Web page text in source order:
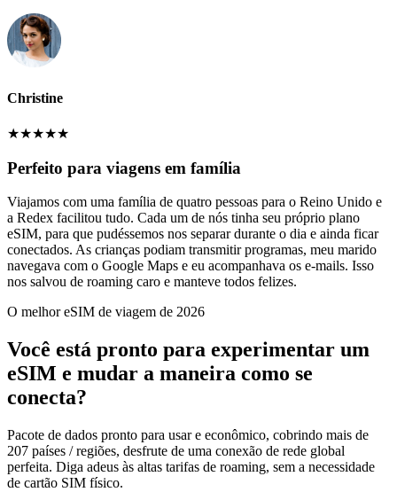
Christine
★★★★★
Perfeito para viagens em família
Viajamos com uma família de quatro pessoas para o Reino Unido e
a Redex facilitou tudo. Cada um de nós tinha seu próprio plano
eSIM, para que pudéssemos nos separar durante o dia e ainda ficar
conectados. As crianças podiam transmitir programas, meu marido
navegava com o Google Maps e eu acompanhava os e-mails. Isso
nos salvou de roaming caro e manteve todos felizes.
O melhor eSIM de viagem de 2026
Você está pronto para experimentar um
eSIM e mudar a maneira como se
conecta?
Pacote de dados pronto para usar e econômico, cobrindo mais de
207 países / regiões, desfrute de uma conexão de rede global
perfeita. Diga adeus às altas tarifas de roaming, sem a necessidade
de cartão SIM físico.